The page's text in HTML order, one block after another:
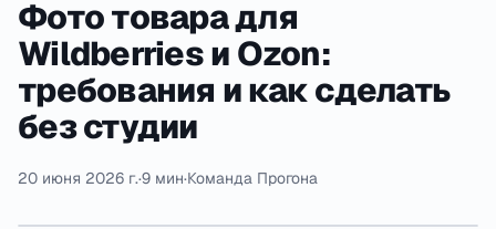
Фото товара для
Wildberries и Ozon:
требования и как сделать
без студии
20 июня 2026 г.·9 мин·Команда Прогона